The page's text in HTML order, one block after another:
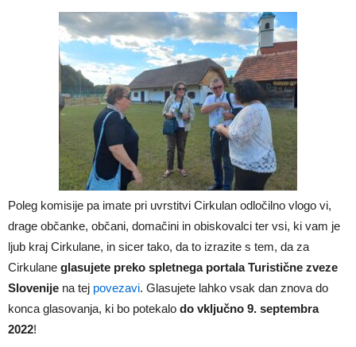
Poleg komisije pa imate pri uvrstitvi Cirkulan odločilno vlogo vi,
drage občanke, občani, domačini in obiskovalci ter vsi, ki vam je
ljub kraj Cirkulane, in sicer tako, da to izrazite s tem, da za
Cirkulane glasujete preko spletnega portala Turistične zveze
Slovenije na tej povezavi. Glasujete lahko vsak dan znova do
konca glasovanja, ki bo potekalo do vključno 9. septembra
2022!